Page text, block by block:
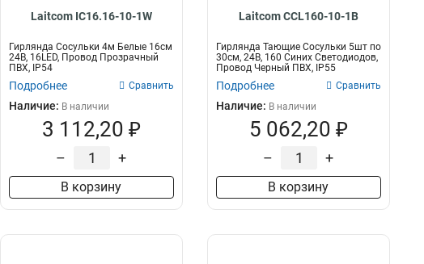
Laitcom IC16.16-10-1W
Гирлянда Сосульки 4м Белые 16см
24В, 16LED, Провод Прозрачный
ПВХ, IP54
Подробнее Сравнить
Наличие: В наличии
3 112,20 ₽
– +
В корзину
Laitcom CCL160-10-1B
Гирлянда Тающие Сосульки 5шт по
30см, 24В, 160 Синих Светодиодов,
Провод Черный ПВХ, IP55
Подробнее Сравнить
Наличие: В наличии
5 062,20 ₽
– +
В корзину